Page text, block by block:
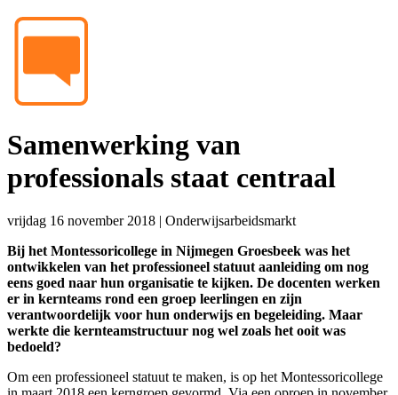
Samenwerking van
professionals staat centraal
vrijdag 16 november 2018 | Onderwijsarbeidsmarkt
Bij het Montessoricollege in Nijmegen Groesbeek was het
ontwikkelen van het professioneel statuut aanleiding om nog
eens goed naar hun organisatie te kijken. De docenten werken
er in kernteams rond een groep leerlingen en zijn
verantwoordelijk voor hun onderwijs en begeleiding. Maar
werkte die kernteamstructuur nog wel zoals het ooit was
bedoeld?
Om een professioneel statuut te maken, is op het Montessoricollege